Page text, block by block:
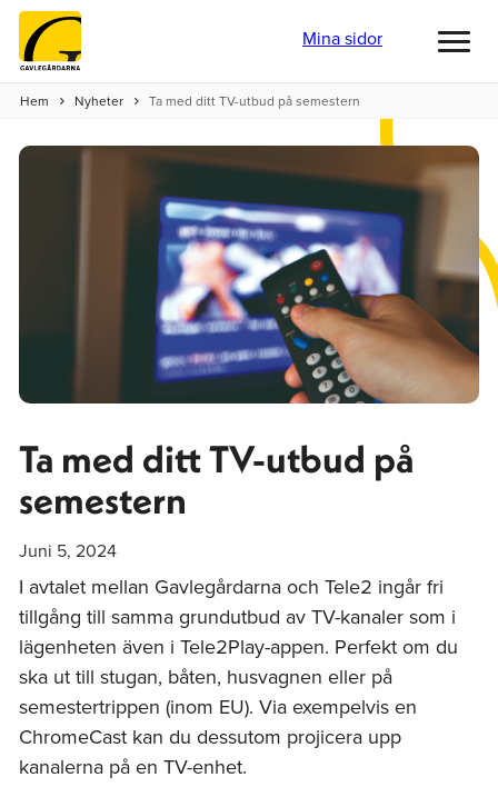
Mina sidor
Hem Nyheter Ta med ditt TV-utbud på semestern
Ta med ditt TV-utbud på
semestern
Juni 5, 2024
I avtalet mellan Gavlegårdarna och Tele2 ingår fri
tillgång till samma grundutbud av TV-kanaler som i
lägenheten även i Tele2Play-appen. Perfekt om du
ska ut till stugan, båten, husvagnen eller på
semestertrippen (inom EU). Via exempelvis en
ChromeCast kan du dessutom projicera upp
kanalerna på en TV-enhet.